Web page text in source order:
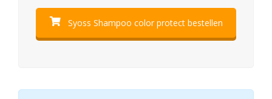
Syoss Shampoo color protect bestellen